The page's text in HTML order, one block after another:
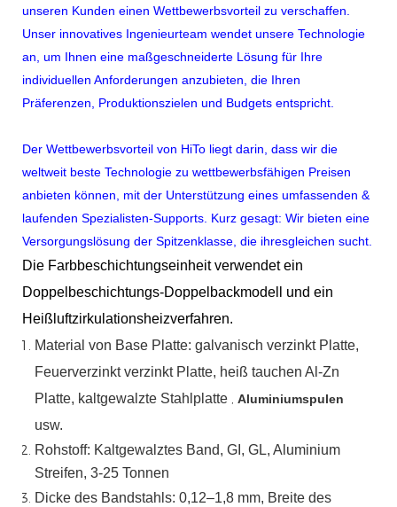
unseren Kunden einen Wettbewerbsvorteil zu verschaffen.
Unser innovatives Ingenieurteam wendet unsere Technologie
an, um Ihnen eine maßgeschneiderte Lösung für Ihre
individuellen Anforderungen anzubieten, die Ihren
Präferenzen, Produktionszielen und Budgets entspricht.
Der Wettbewerbsvorteil von HiTo liegt darin, dass wir die
weltweit beste Technologie zu wettbewerbsfähigen Preisen
anbieten können, mit der Unterstützung eines umfassenden &
laufenden Spezialisten-Supports. Kurz gesagt: Wir bieten eine
Versorgungslösung der Spitzenklasse, die ihresgleichen sucht.
Die Farbbeschichtungseinheit verwendet ein
Doppelbeschichtungs-Doppelbackmodell und ein
Heißluftzirkulationsheizverfahren.
Material von Base Platte: galvanisch verzinkt Platte,
Feuerverzinktverzinkt Platte, heiß tauchen Al-Zn
Platte, kaltgewalzte Stahlplatte , Aluminiumspulen
usw.
Rohstoff: Kaltgewalztes Band, GI, GL, Aluminium
Streifen, 3-25 Tonnen
Dicke des Bandstahls: 0,12–1,8 mm, Breite des